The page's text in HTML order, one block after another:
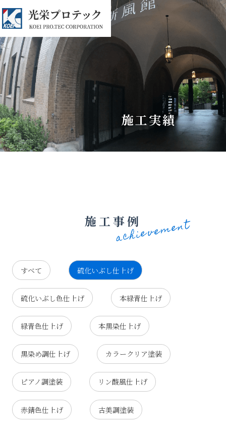
施工実績
施工事例
すべて 硫化いぶし仕上げ
硫化いぶし色仕上げ 本緑青仕上げ
緑青色仕上げ 本黒染仕上げ
黒染め調仕上げ カラークリア塗装
ピアノ調塗装 リン酸風仕上げ
赤錆色仕上げ 古美調塗装